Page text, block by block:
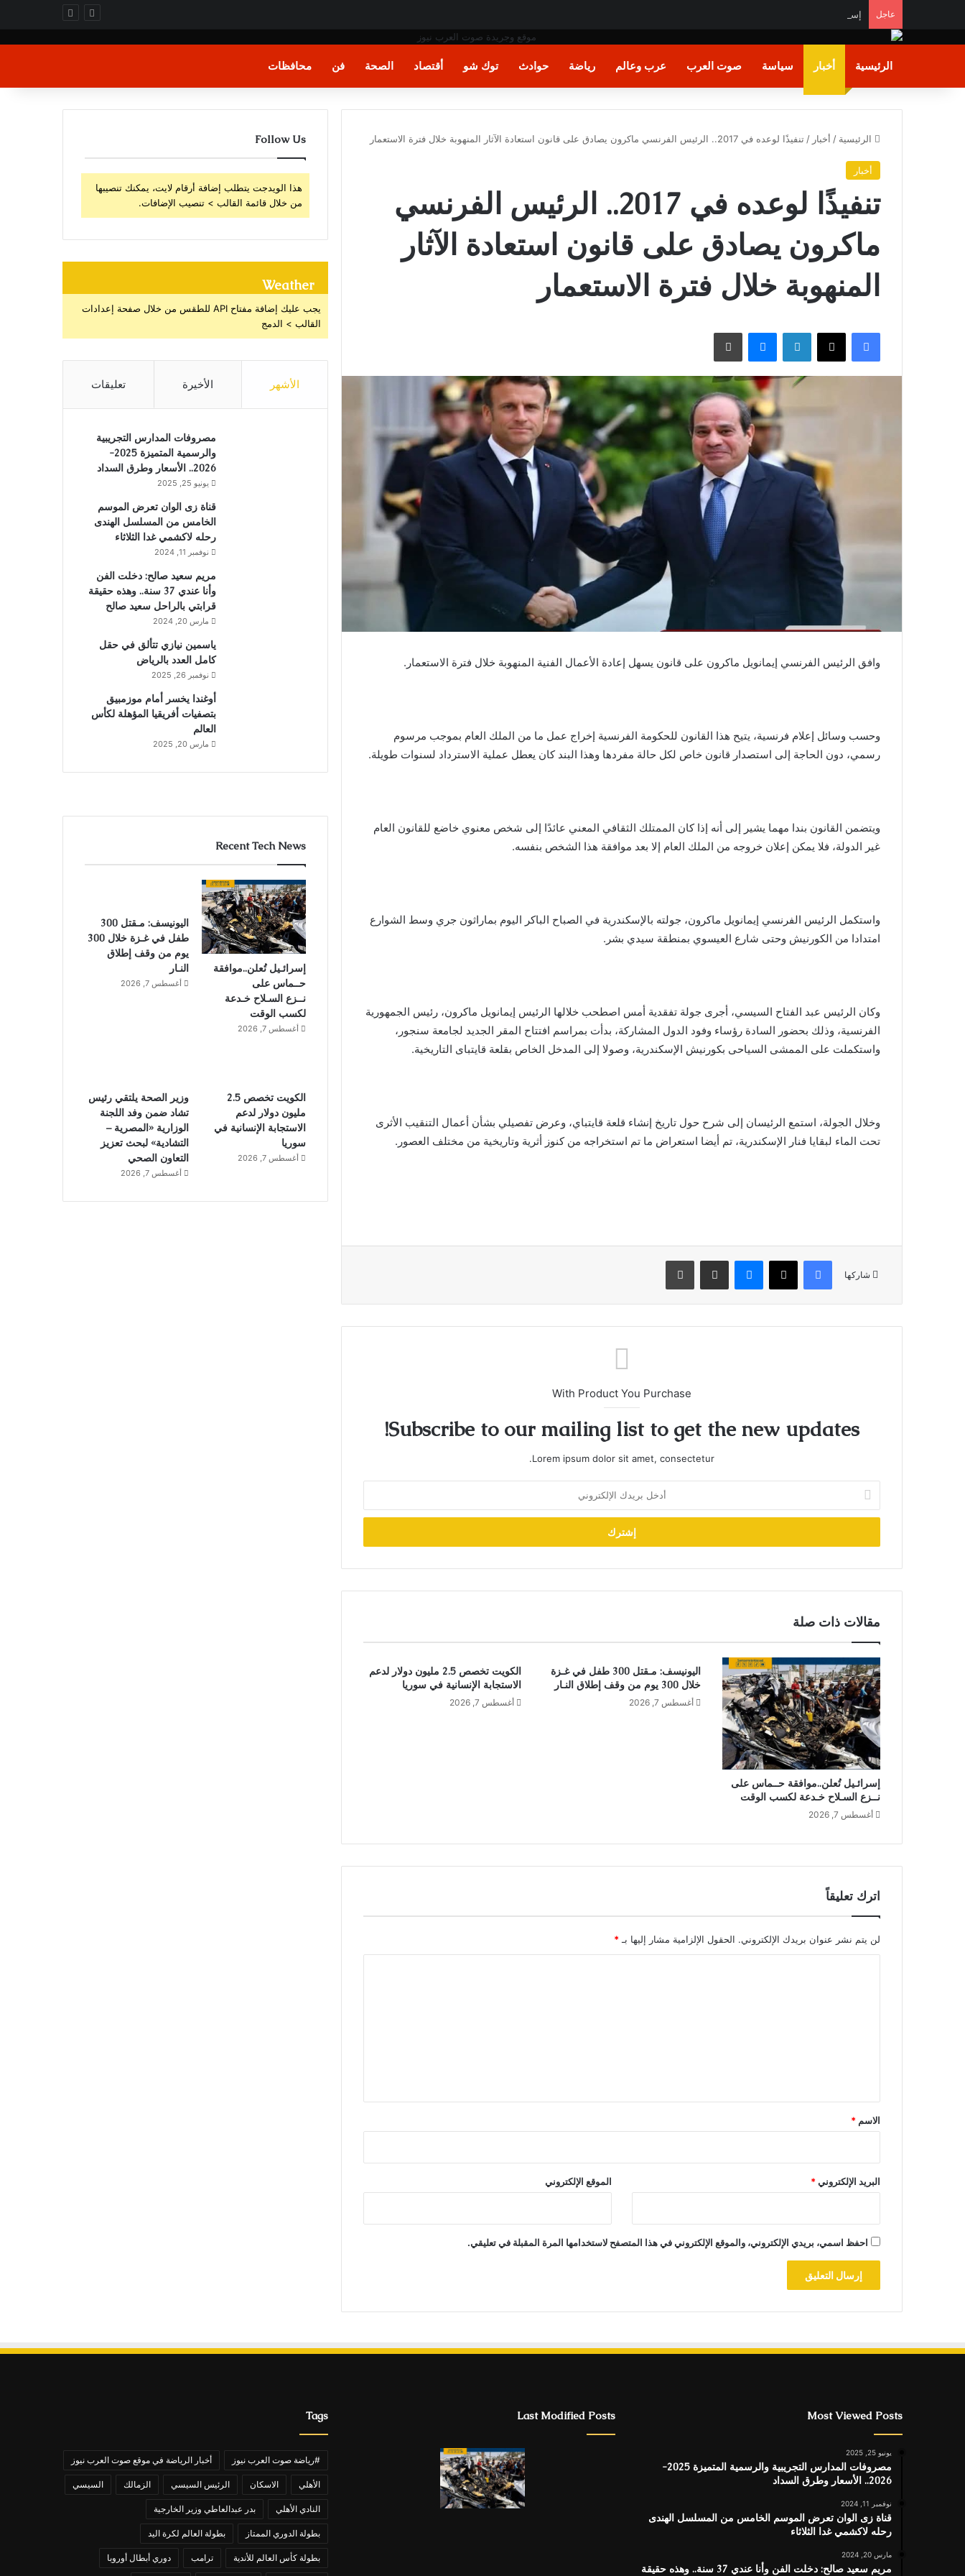
عاجل إسرائـيل تُعلن..موافقة حــماس على نــزع السـلاح خـدعة لكسب الوقت
الرئيسية أخبار سياسة صوت العرب عرب وعالم رياضة حوادث توك شو أقتصاد الصحة فن محافظات
الرئيسية / أخبار / تنفيذًا لوعده في 2017.. الرئيس الفرنسي ماكرون يصادق على قانون استعادة الآثار المنهوبة خلال فترة الاستعمار
أخبار
تنفيذًا لوعده في 2017.. الرئيس الفرنسي
ماكرون يصادق على قانون استعادة الآثار
المنهوبة خلال فترة الاستعمار
فيسبوك X لينكدإن ماسنجر طباعة
وافق الرئيس الفرنسي إيمانويل ماكرون على قانون يسهل إعادة الأعمال الفنية المنهوبة خلال فترة الاستعمار.
وحسب وسائل إعلام فرنسية، يتيح هذا القانون للحكومة الفرنسية إخراج عمل ما من الملك العام بموجب مرسوم
رسمي، دون الحاجة إلى استصدار قانون خاص لكل حالة مفردها وهذا البند كان يعطل عملية الاسترداد لسنوات طويلة.
ويتضمن القانون بندا مهما يشير إلى أنه إذا كان الممتلك الثقافي المعني عائدًا إلى شخص معنوي خاضع للقانون العام
غير الدولة، فلا يمكن إعلان خروجه من الملك العام إلا بعد موافقة هذا الشخص بنفسه.
واستكمل الرئيس الفرنسي إيمانويل ماكرون، جولته بالإسكندرية في الصباح الباكر اليوم بماراثون جري وسط الشوارع
امتدادا من الكورنيش وحتى شارع العيسوي بمنطقة سيدي بشر.
وكان الرئيس عبد الفتاح السيسي، أجرى جولة تفقدية أمس اصطحب خلالها الرئيس إيمانويل ماكرون، رئيس الجمهورية
الفرنسية، وذلك بحضور السادة رؤساء وفود الدول المشاركة، بدأت بمراسم افتتاح المقر الجديد لجامعة سنجور،
واستكملت على الممشى السياحى بكورنيش الإسكندرية، وصولا إلى المدخل الخاص بقلعة قايتباى التاريخية.
وخلال الجولة، استمع الرئيسان إلى شرح حول تاريخ إنشاء قلعة قايتباي، وعرض تفصيلي بشأن أعمال التنقيب الأثرى
تحت الماء لبقايا فنار الإسكندرية، تم أيضا استعراض ما تم استخراجه من كنوز أثرية وتاريخية من مختلف العصور.
شاركها
فيسبوك X ماسنجر مشاركة عبر البريد طباعة
With Product You Purchase
Subscribe to our mailing list to get the new updates!
Lorem ipsum dolor sit amet, consectetur.
أدخل
بريدك
الإلكتروني
مقالات ذات صلة
إسرائـيل تُعلن..موافقة حــماس على
نــزع السـلاح خـدعة لكسب الوقت
أغسطس 7, 2026
اليونيسف: مـقتل 300 طفل في غـزة
خلال 300 يوم من وقف إطلاق النـار
أغسطس 7, 2026
الكويت تخصص 2.5 مليون دولار لدعم
الاستجابة الإنسانية في سوريا
أغسطس 7, 2026
اترك تعليقاً
لن يتم نشر عنوان بريدك الإلكتروني. الحقول الإلزامية مشار إليها بـ *
*
الاسم *
البريد الإلكتروني* الموقع الإلكتروني
احفظ اسمي، بريدي الإلكتروني، والموقع الإلكتروني في هذا المتصفح لاستخدامها المرة المقبلة في تعليقي.
Follow Us
هذا الويدجت يتطلب إضافة أرقام لايت، يمكنك تنصيبها
من خلال قائمة القالب > تنصيب الإضافات.
Weather
يجب عليك إضافة مفتاح API للطقس من خلال صفحة إعدادات
القالب > الدمج
الأشهر الأخيرة تعليقات
مصروفات المدارس التجريبية
والرسمية المتميزة 2025-
2026.. الأسعار وطرق السداد
يونيو 25, 2025
قناة زى الوان تعرض الموسم
الخامس من المسلسل الهندى
رحله لاكشمي غدا الثلاثاء
نوفمبر 11, 2024
مريم سعيد صالح: دخلت الفن
وأنا عندي 37 سنة.. وهذه حقيقة
قرابتي بالراحل سعيد صالح
مارس 20, 2024
ياسمين نيازي تتألق في حقل
كامل العدد بالرياض
نوفمبر 26, 2025
أوغندا يخسر أمام موزمبيق
بتصفيات أفريقيا المؤهلة لكأس
العالم
مارس 20, 2025
Recent Tech News
إسرائـيل تُعلن..موافقة
حــماس على
نــزع السـلاح خـدعة
لكسب الوقت
أغسطس 7, 2026
اليونيسف: مـقتل 300
طفل في غـزة خلال 300
يوم من وقف إطلاق
النـار
أغسطس 7, 2026
الكويت تخصص 2.5
مليون دولار لدعم
الاستجابة الإنسانية في
سوريا
أغسطس 7, 2026
وزير الصحة يلتقي رئيس
تشاد ضمن وفد اللجنة
الوزارية «المصرية –
التشادية» لبحث تعزيز
التعاون الصحي
أغسطس 7, 2026
Most Viewed Posts
يونيو 25, 2025
مصروفات المدارس التجريبية والرسمية المتميزة 2025-
2026.. الأسعار وطرق السداد
نوفمبر 11, 2024
قناة زى الوان تعرض الموسم الخامس من المسلسل الهندى
رحله لاكشمي غدا الثلاثاء
مارس 20, 2024
مريم سعيد صالح: دخلت الفن وأنا عندي 37 سنة.. وهذه حقيقة
Last Modified Posts
Tags
#رياضة صوت العرب نيوز أخبار الرياضة في موقع صوت العرب نيوز
الأهلي الاسكان الرئيس السيسي الزمالك السيسي
النادي الأهلي بدر عبدالعاطي وزير الخارجية
بطولة الدوري الممتاز بطولة العالم لكرة اليد
بطولة كأس العالم للأندية ترامب دوري أبطال أوروبا